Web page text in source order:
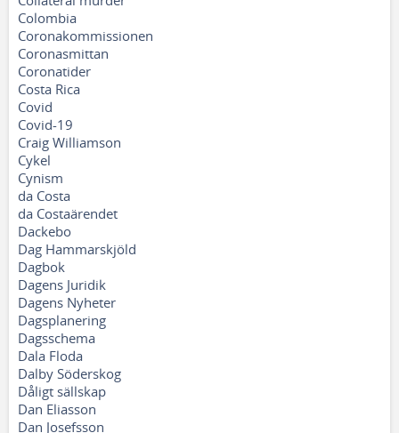
Colombia
Coronakommissionen
Coronasmittan
Coronatider
Costa Rica
Covid
Covid-19
Craig Williamson
Cykel
Cynism
da Costa
da Costaärendet
Dackebo
Dag Hammarskjöld
Dagbok
Dagens Juridik
Dagens Nyheter
Dagsplanering
Dagsschema
Dala Floda
Dalby Söderskog
Dåligt sällskap
Dan Eliasson
Dan Josefsson